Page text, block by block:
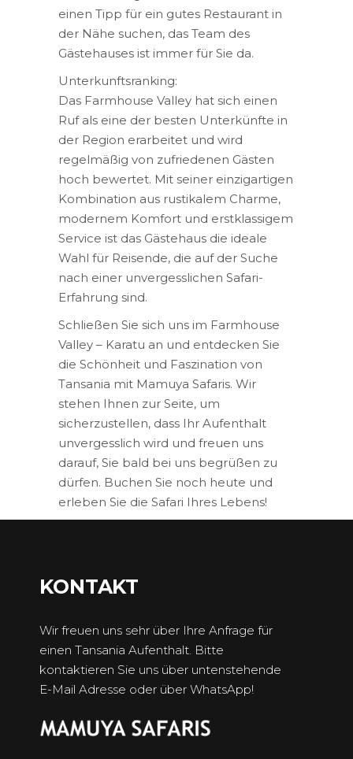
einen Tipp für ein gutes Restaurant in
der Nähe suchen, das Team des
Gästehauses ist immer für Sie da.
Unterkunftsranking:
Das Farmhouse Valley hat sich einen
Ruf als eine der besten Unterkünfte in
der Region erarbeitet und wird
regelmäßig von zufriedenen Gästen
hoch bewertet. Mit seiner einzigartigen
Kombination aus rustikalem Charme,
modernem Komfort und erstklassigem
Service ist das Gästehaus die ideale
Wahl für Reisende, die auf der Suche
nach einer unvergesslichen Safari-
Erfahrung sind.
Schließen Sie sich uns im Farmhouse
Valley – Karatu an und entdecken Sie
die Schönheit und Faszination von
Tansania mit Mamuya Safaris. Wir
stehen Ihnen zur Seite, um
sicherzustellen, dass Ihr Aufenthalt
unvergesslich wird und freuen uns
darauf, Sie bald bei uns begrüßen zu
dürfen. Buchen Sie noch heute und
erleben Sie die Safari Ihres Lebens!
KONTAKT
Wir freuen uns sehr über Ihre Anfrage für
einen Tansania Aufenthalt. Bitte
kontaktieren Sie uns über untenstehende
E-Mail Adresse oder über WhatsApp!